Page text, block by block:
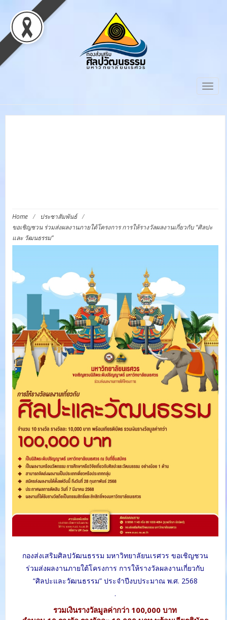
Home / ประชาสัมพันธ์ /
ขอเชิญชวน ร่วมส่งผลงานภายใต้โครงการ การให้รางวัลผลงานเกี่ยวกับ “ศิลปะ
และ วัฒนธรรม”
กองส่งเสริมศิลปวัฒนธรรม มหาวิทยาลัยนเรศวร ขอเชิญชวน
ร่วมส่งผลงานภายใต้โครงการ การให้รางวัลผลงานเกี่ยวกับ
“ศิลปะและวัฒนธรรม” ประจำปีงบประมาณ พ.ศ. 2568
.
รวมเงินรางวัลมูลค่ากว่า 100,000 บาท